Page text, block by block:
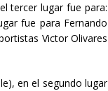
tercer lugar fue para:
fue para Fernando
Victor Olivares
en el segundo lugar